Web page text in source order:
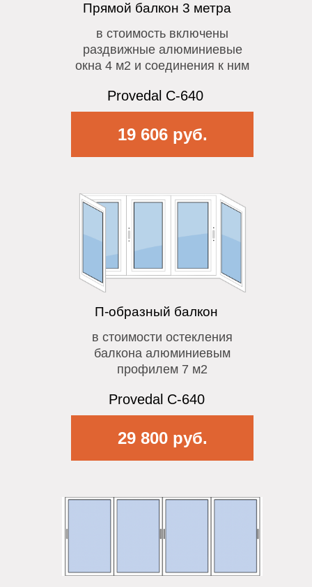
Прямой балкон 3 метра
в стоимость включены
раздвижные алюминиевые
окна 4 м2 и соединения к ним
Provedal C-640
19 606 руб.
П-образный балкон
в стоимости остекления
балкона алюминиевым
профилем 7 м2
Provedal C-640
29 800 руб.